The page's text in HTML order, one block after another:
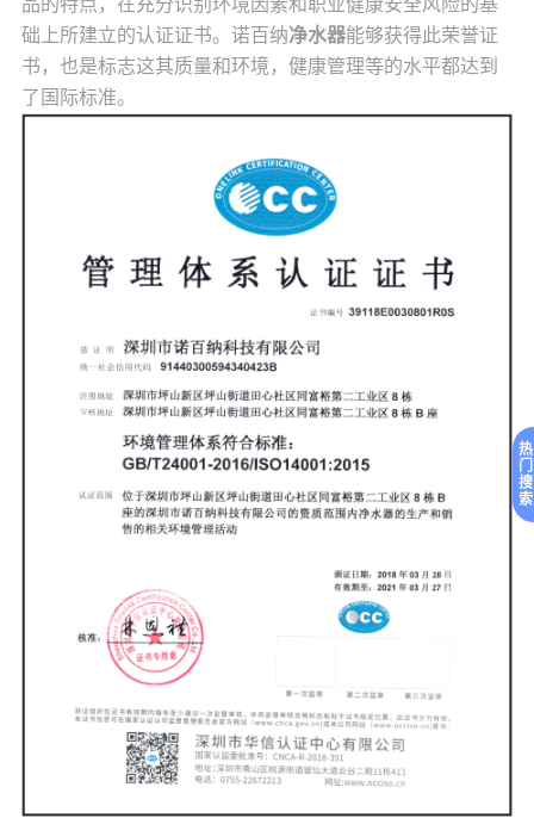
品的特点，在充分识别环境因素和职业健康安全风险的基
础上所建立的认证证书。诺百纳净水器能够获得此荣誉证
书，也是标志这其质量和环境，健康管理等的水平都达到
了国际标准。
热
门
搜
索